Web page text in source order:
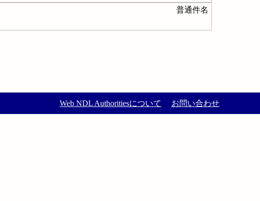
普通件名
Web NDL Authoritiesについて お問い合わせ